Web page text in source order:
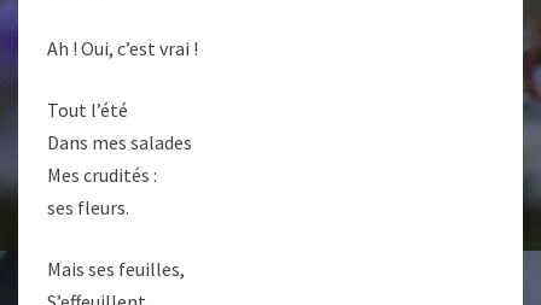
Ah ! Oui, c’est vrai !
Tout l’été
Dans mes salades
Mes crudités :
ses fleurs.
Mais ses feuilles,